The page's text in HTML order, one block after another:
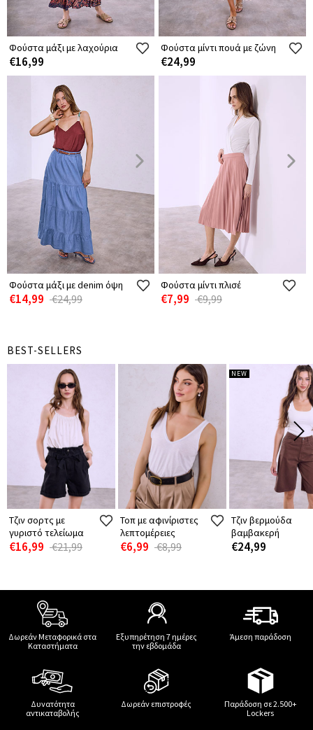
Φούστα μάξι με λαχούρια
€16,99
Φούστα μίντι πουά με ζώνη
€24,99
Φούστα μάξι με denim όψη
€14,99 €24,99
Φούστα μίντι πλισέ
€7,99 €9,99
BEST-SELLERS
Τζιν σορτς με
γυριστό τελείωμα
€16,99 €21,99
Τοπ με αφινίριστες
λεπτομέρειες
€6,99 €8,99
NEW
Τζιν βερμούδα
βαμβακερή
€24,99
Δωρεάν Μεταφορικά στα
Καταστήματα
Εξυπηρέτηση 7 ημέρες
την εβδομάδα
Άμεση παράδοση
Δυνατότητα
αντικαταβολής
Δωρεάν επιστροφές
Παράδοση σε 2.500+
Lockers